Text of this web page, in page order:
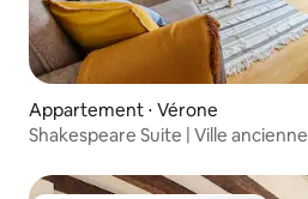
Appartement ⋅ Vérone
Shakespeare Suite | Ville ancienne